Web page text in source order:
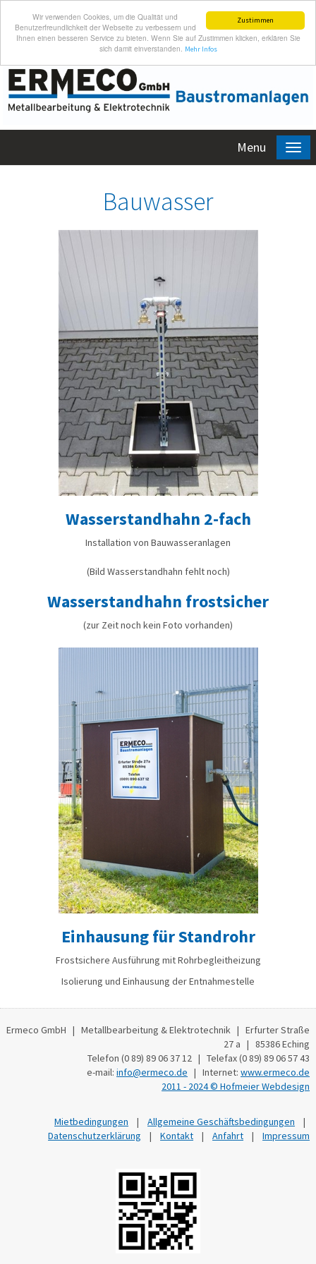
Zustimmen
Wir verwenden Cookies, um die Qualität und
Benutzerfreundlichkeit der Webseite zu verbessern und
Ihnen einen besseren Service zu bieten. Wenn Sie auf Zustimmen klicken, erklären Sie
sich damit einverstanden. Mehr Infos
Menu
Bauwasser
Wasserstandhahn 2-fach
Installation von Bauwasseranlagen
(Bild Wasserstandhahn fehlt noch)
Wasserstandhahn frostsicher
(zur Zeit noch kein Foto vorhanden)
Einhausung für Standrohr
Frostsichere Ausführung mit Rohrbegleitheizung
Isolierung und Einhausung der Entnahmestelle
Ermeco GmbH | Metallbearbeitung & Elektrotechnik | Erfurter Straße
27 a | 85386 Eching
Telefon (0 89) 89 06 37 12 | Telefax (0 89) 89 06 57 43
e-mail:info@ermeco.de | Internet:www.ermeco.de
2011 - 2024 © Hofmeier Webdesign
Mietbedingungen |Allgemeine Geschäftsbedingungen |
Datenschutzerklärung |Kontakt |Anfahrt |Impressum